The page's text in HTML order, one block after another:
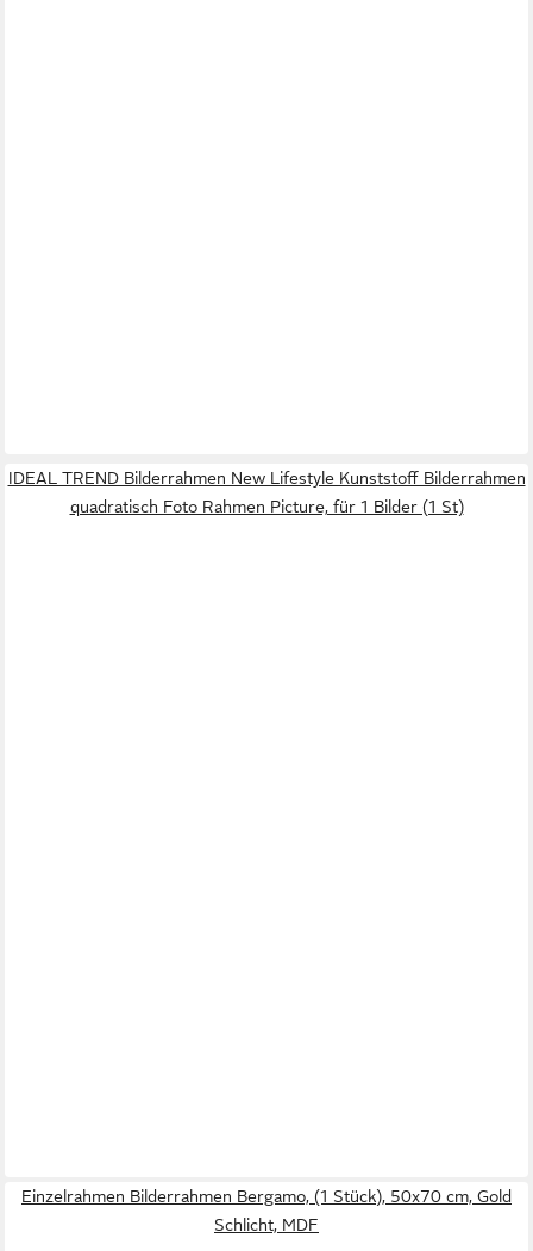
IDEAL TREND Bilderrahmen New Lifestyle Kunststoff Bilderrahmen
quadratisch Foto Rahmen Picture, für 1 Bilder (1 St)
Einzelrahmen Bilderrahmen Bergamo, (1 Stück), 50x70 cm, Gold
Schlicht, MDF